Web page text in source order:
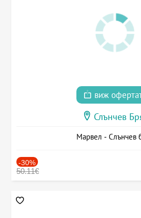
виж
Слънчев
Марвел - Слънчев
-30%
50.11€